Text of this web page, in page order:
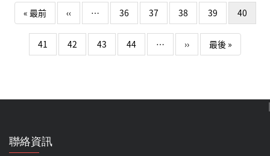
Pagination
« 最前First page
‹‹Previous page
… 36 37 38 39 40
41 42 43 44 … ››下一頁最後 »Last page
聯絡資訊